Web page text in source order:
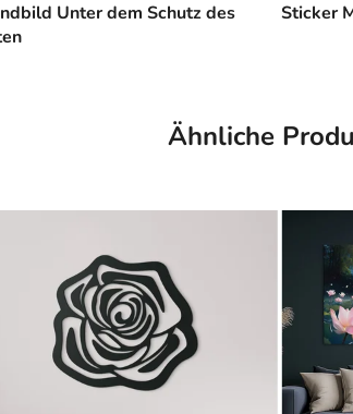
Unter dem Schutz des
Sticker
Ähnliche